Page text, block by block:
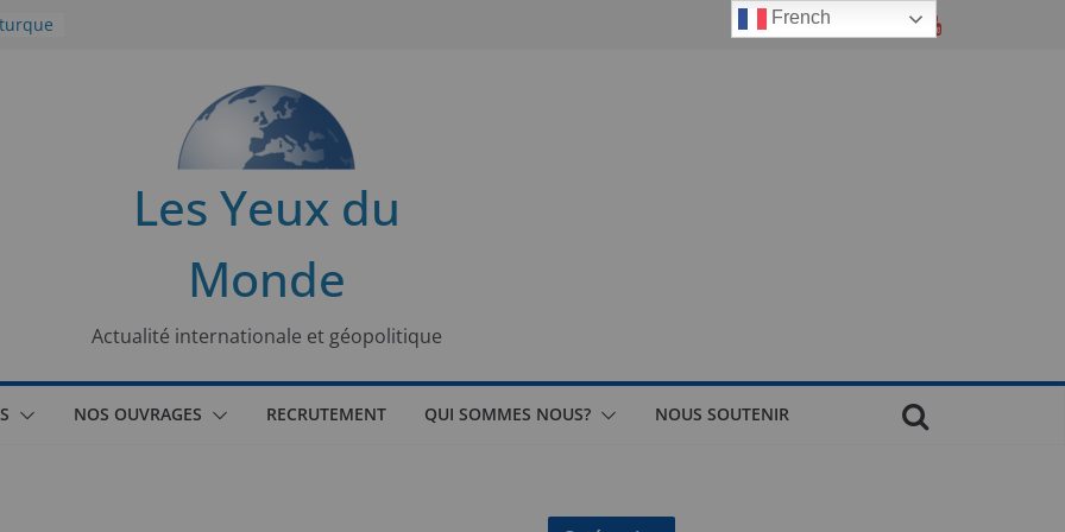
Les Yeux du
Monde
Actualité internationale et géopolitique
NOS OUVRAGES RECRUTEMENT QUI SOMMES NOUS? NOUS SOUTENIR
French